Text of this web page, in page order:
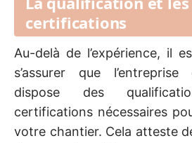
certifications
Au-delà de l’expérience, il
s’assurer que
dispose des
certifications nécessaires
votre chantier. Cela atteste